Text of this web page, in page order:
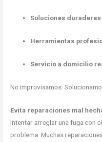
Soluciones duraderas
Herramientas
Servicio a domicilio
No improvisamos.
Evita reparaciones mal
Intentar arreglar una fuga con
problema. Muchas